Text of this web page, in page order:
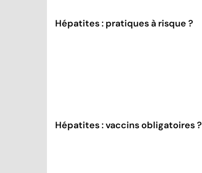
Hépatites : pratiques à risque ?
Hépatites : vaccins obligatoires ?